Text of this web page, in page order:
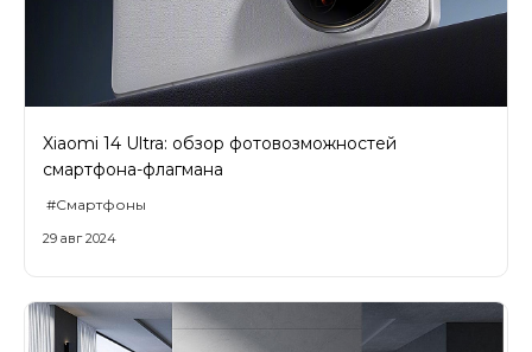
Xiaomi 14 Ultra: обзор фотовозможностей
смартфона-флагмана
#Смартфоны
29 авг 2024